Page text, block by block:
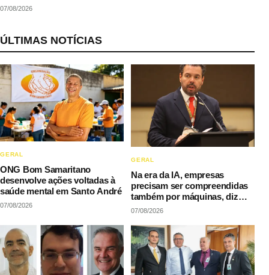
07/08/2026
ÚLTIMAS NOTÍCIAS
GERAL
ONG Bom Samaritano
desenvolve ações voltadas à
saúde mental em Santo André
07/08/2026
GERAL
Na era da IA, empresas
precisam ser compreendidas
também por máquinas, diz
LAQI
07/08/2026